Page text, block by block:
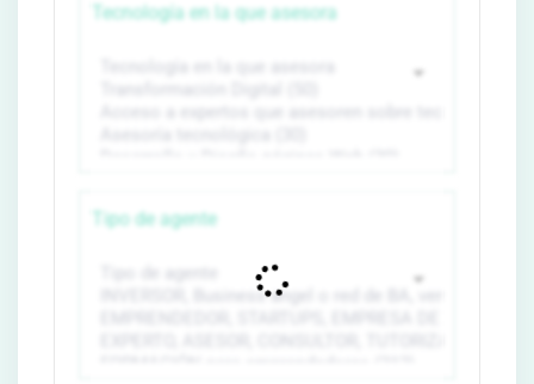
Tecnología en la que asesora
Tipo de agente